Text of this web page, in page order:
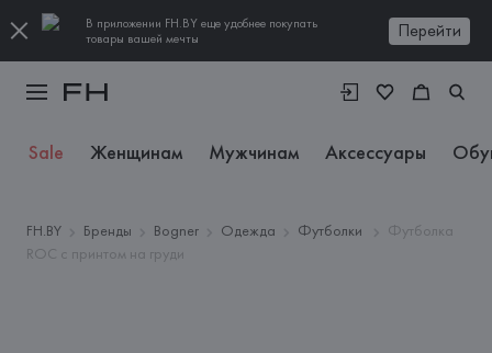
В приложении FH.BY еще удобнее покупать
товары вашей мечты
Перейти
Sale Женщинам Мужчинам Аксессуары
FH.BY Бренды Bogner Одежда Футболки
Футболка
ROC с принтом на груди